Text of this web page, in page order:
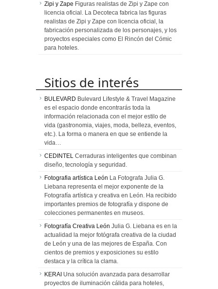
Zipi y Zape Figuras realistas de Zipi y Zape con
licencia oficial. La Decoteca fabrica las figuras
realistas de Zipi y Zape con licencia oficial, la
fabricación personalizada de los personajes, y los
proyectos especiales como El Rincón del Cómic
para hoteles.
Sitios de interés
BULEVARD Bulevard Lifestyle & Travel Magazine
es el espacio donde encontrarás toda la
información relacionada con el mejor estilo de
vida (gastronomia, viajes, moda, belleza, eventos,
etc.). La forma o manera en que se entiende la
vida…
CEDINTEL Cerraduras inteligentes que combinan
diseño, tecnología y seguridad.
Fotografia artística León La Fotografa Julia G.
Liebana representa el mejor exponente de la
Fotografía artística y creativa en León. Ha recibido
importantes premios de fotografía y dispone de
colecciones permanentes en museos.
Fotografía Creativa León Julia G. Liebana es en la
actualidad la mejor fotógrafa creativa de la ciudad
de León y una de las mejores de España. Con
cientos de premios y exposiciones su estilo
destaca y la crítica la clama.
KERAI Una solución avanzada para desarrollar
proyectos de iluminación cálida para hoteles,